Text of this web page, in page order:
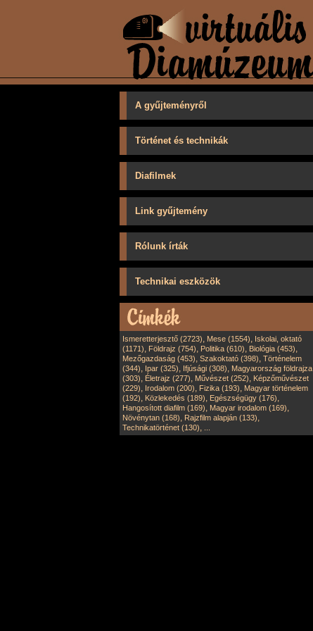
A gyűjteményről
Történet és technikák
Diafilmek
Link gyűjtemény
Rólunk írták
Technikai eszközök
Ismeretterjesztő (2723), Mese (1554), Iskolai, oktató
(1171), Földrajz (754), Politika (610), Biológia (453),
Mezőgazdaság (453), Szakoktató (398), Történelem
(344), Ipar (325), Ifjúsági (308), Magyarország földrajza
(303), Életrajz (277), Művészet (252), Képzőművészet
(229), Irodalom (200), Fizika (193), Magyar történelem
(192), Közlekedés (189), Egészségügy (176),
Hangosított diafilm (169), Magyar irodalom (169),
Növénytan (168), Rajzfilm alapján (133),
Technikatörténet (130),